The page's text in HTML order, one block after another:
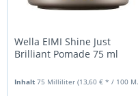
Wella EIMI Shine Just
Brilliant Pomade 75 ml
Inhalt75 Milliliter(13,60 € * / 100 Milliliter)